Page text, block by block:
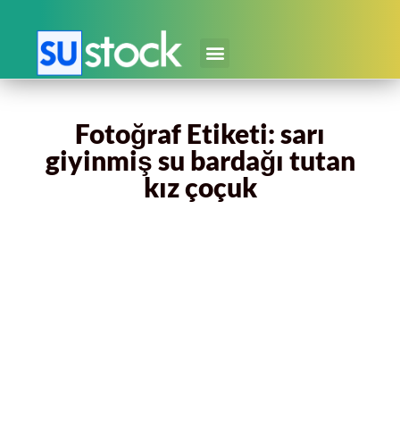
Fotoğraf Etiketi: sarı
giyinmiş su bardağı tutan
kız çoçuk